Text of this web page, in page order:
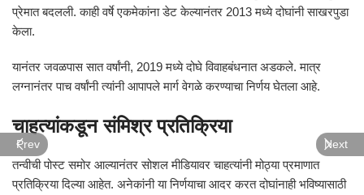
प्रेमात बदलली. काही वर्षे एकमेकांना डेट केल्यानंतर 2013 मध्ये दोघांनी साखरपुडा
केला.
यानंतर जवळपास सात वर्षांनी, 2019 मध्ये दोघे विवाहबंधनात अडकले. मात्र
लग्नानंतर पाच वर्षांनी त्यांनी आपापले मार्ग वेगळे करण्याचा निर्णय घेतला आहे.
चाहत्यांकडून संमिश्र प्रतिक्रिया
तन्वीची पोस्ट समोर आल्यानंतर सोशल मीडियावर चाहत्यांनी मोठ्या प्रमाणात
प्रतिक्रिया दिल्या आहेत. अनेकांनी या निर्णयाचा आदर करत दोघांनाही भविष्यासाठी
Prev Next